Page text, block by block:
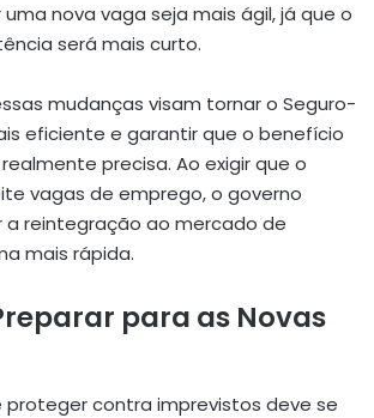
nova vaga seja mais ágil, já que o
será mais curto.
mudanças visam tornar o Seguro-
eficiente e garantir que o benefício
precisa. Ao exigir que o
vagas de emprego, o governo
a reintegração ao mercado de
mais rápida.
para as Novas
proteger contra imprevistos deve se